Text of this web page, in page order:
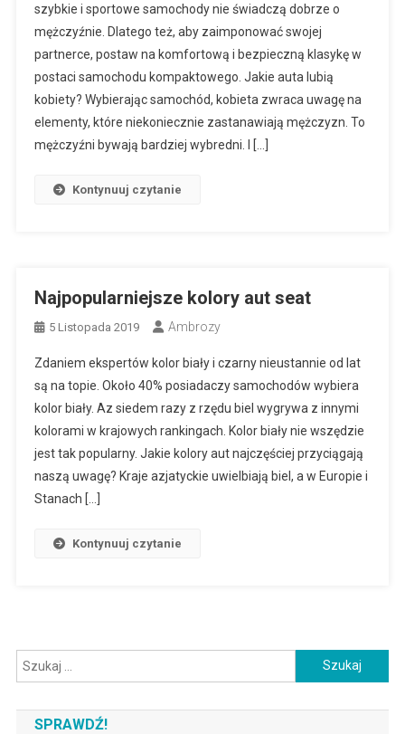
szybkie i sportowe samochody nie świadczą dobrze o
mężczyźnie. Dlatego też, aby zaimponować swojej
partnerce, postaw na komfortową i bezpieczną klasykę w
postaci samochodu kompaktowego. Jakie auta lubią
kobiety? Wybierając samochód, kobieta zwraca uwagę na
elementy, które niekoniecznie zastanawiają mężczyzn. To
mężczyźni bywają bardziej wybredni. I […]
Kontynuuj czytanie
Najpopularniejsze kolory aut seat
5 Listopada 2019 Ambrozy
Zdaniem ekspertów kolor biały i czarny nieustannie od lat
są na topie. Około 40% posiadaczy samochodów wybiera
kolor biały. Az siedem razy z rzędu biel wygrywa z innymi
kolorami w krajowych rankingach. Kolor biały nie wszędzie
jest tak popularny. Jakie kolory aut najczęściej przyciągają
naszą uwagę? Kraje azjatyckie uwielbiają biel, a w Europie i
Stanach […]
Kontynuuj czytanie
Szukaj:
SPRAWDŹ!